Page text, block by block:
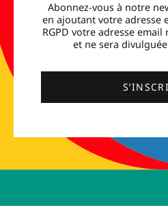
Abonnez-vous à notre
en ajoutant votre adresse
RGPD votre adresse
et ne sera